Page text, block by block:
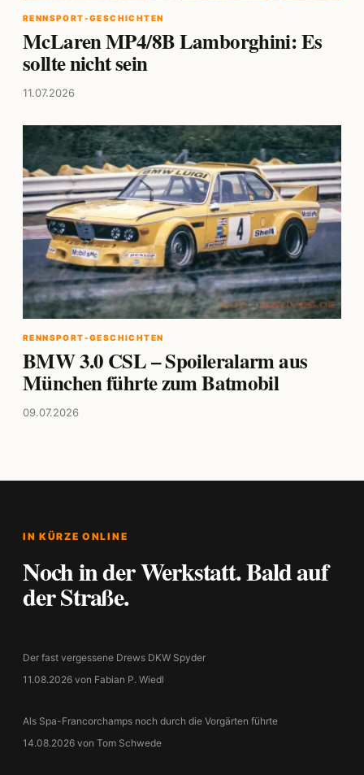
RENNSPORT-GESCHICHTEN
McLaren MP4/8B Lamborghini: Es
sollte nicht sein
11.07.2026
RENNSPORT-GESCHICHTEN
BMW 3.0 CSL – Spoileralarm aus
München führte zum Batmobil
09.07.2026
IN KÜRZE ONLINE
Noch in der Werkstatt. Bald auf
der Straße.
Der fast vergessene Drews DKW Spyder
11.08.2026 von Fabian P. Wiedl
Als Spa-Francorchamps noch durch die Vorgärten führte
14.08.2026 von Tom Schwede